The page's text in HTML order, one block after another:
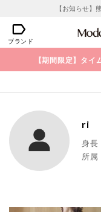
【お知らせ】
ブランド
【期間限定】タイ
ri
身長
所属